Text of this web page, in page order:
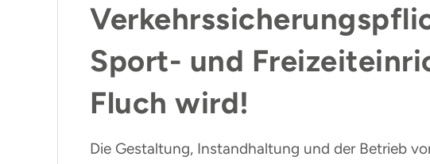
Sport- und
Fluch wird!
Die Gestaltung, Instandhaltung und der Betrieb